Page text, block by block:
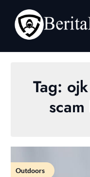
content
Tag:
Outdoors